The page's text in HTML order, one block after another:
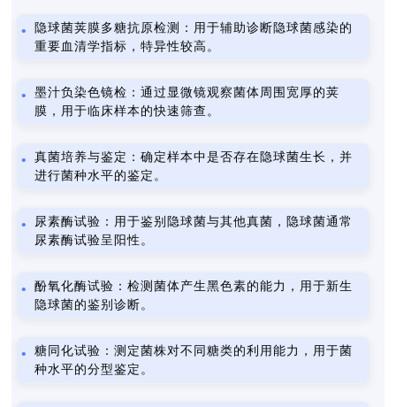
隐球菌荚膜多糖抗原检测：用于辅助诊断隐球菌感染的
重要血清学指标，特异性较高。
墨汁负染色镜检：通过显微镜观察菌体周围宽厚的荚
膜，用于临床样本的快速筛查。
真菌培养与鉴定：确定样本中是否存在隐球菌生长，并
进行菌种水平的鉴定。
尿素酶试验：用于鉴别隐球菌与其他真菌，隐球菌通常
尿素酶试验呈阳性。
酚氧化酶试验：检测菌体产生黑色素的能力，用于新生
隐球菌的鉴别诊断。
糖同化试验：测定菌株对不同糖类的利用能力，用于菌
种水平的分型鉴定。